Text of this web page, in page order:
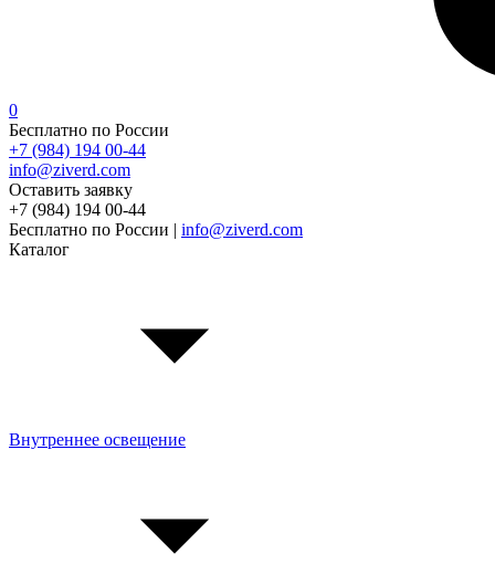
0
Бесплатно по России
+7 (984) 194 00-44
info@ziverd.com
Оставить заявку
+7 (984) 194 00-44
Бесплатно по России | info@ziverd.com
Каталог
Внутреннее освещение